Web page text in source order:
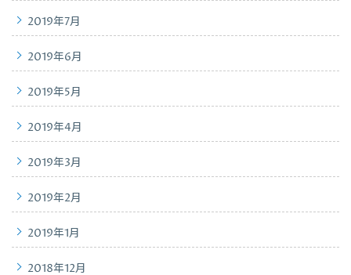
2019年7月
2019年6月
2019年5月
2019年4月
2019年3月
2019年2月
2019年1月
2018年12月